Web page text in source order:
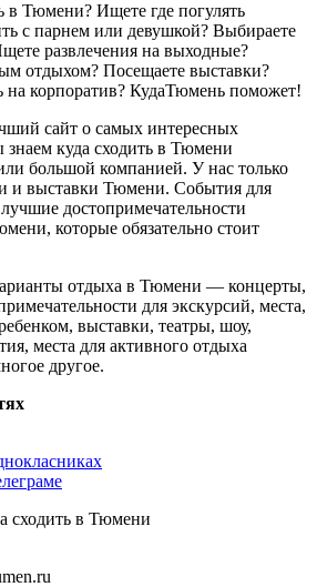
в Тюмени? Ищете где погулять
с парнем или девушкой? Выбираете
развлечения на выходные?
отдыхом? Посещаете выставки?
на корпоратив? КудаТюмень поможет!
сайт о самых интересных
куда сходить в Тюмени
большой компанией. У нас только
и выставки Тюмени. События для
достопримечательности
которые обязательно стоит
отдыха в Тюмени — концерты,
для экскурсий, места,
выставки, театры, шоу,
места для активного отдыха
другое.
в Тюмени